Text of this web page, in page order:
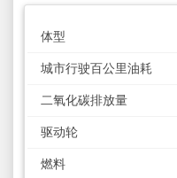
体型
城市行驶百公里油耗
二氧化碳排放量
驱动轮
燃料